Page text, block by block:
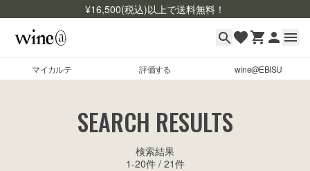
¥16,500(税込)以上で送料無料！
マイカルテ 評価する wine@EBISU
マイカルテ
SEARCH RESULTS
検索結果
1-20件 / 21件